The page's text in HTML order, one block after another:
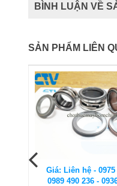
BÌNH LUẬN VỀ
SẢN PHẨM LIÊN
Giá: Liên hệ -
0989 490 236 -